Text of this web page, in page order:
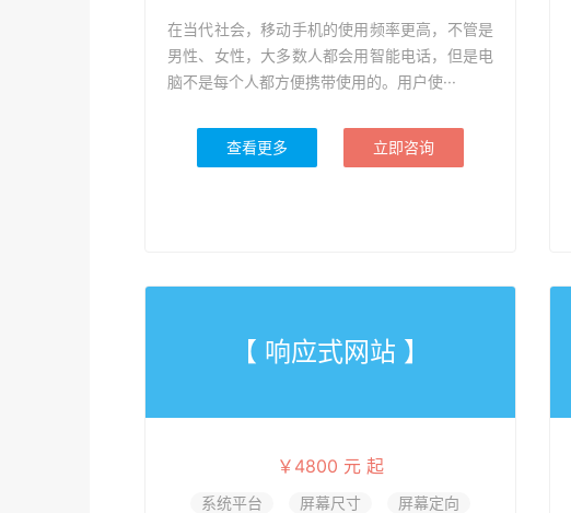
在当代社会，移动手机的使用频率更高，不管是
男性、女性，大多数人都会用智能电话，但是电
脑不是每个人都方便携带使用的。用户使···
查看更多 立即咨询
【 响应式网站 】
￥4800 元 起
系统平台 屏幕尺寸 屏幕定向